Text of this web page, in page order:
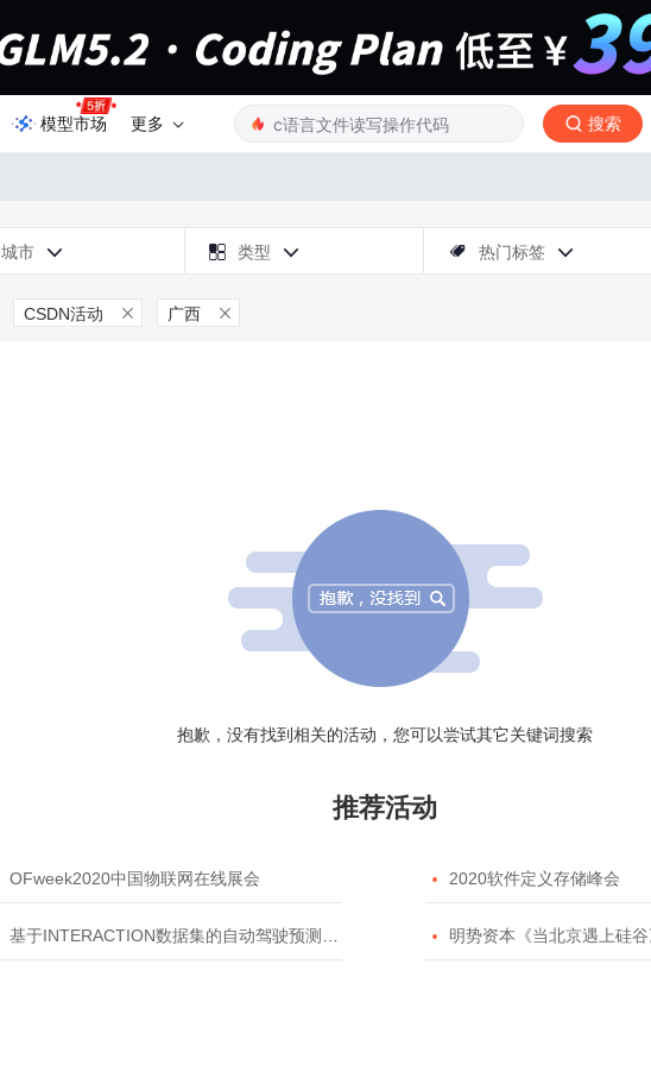
模型市场 更多 搜索
城市   类型   热门标签 
CSDN活动  广西 
抱歉，没有找到相关的活动，您可以尝试其它关键词搜索
推荐活动
OFweek2020中国物联网在线展会  2020软件定义存储峰会
基于INTERACTION数据集的自动驾驶预测模型挑战赛  明势资本《当北京遇上硅谷》系列